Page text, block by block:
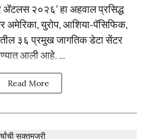
२०२६’ हा अहवाल प्रसिद्ध
अमेरिका, युरोप, आशिया-पॅसिफिक,
३६ प्रमुख जागतिक डेटा सेंटर
आली आहे. ...
Read More